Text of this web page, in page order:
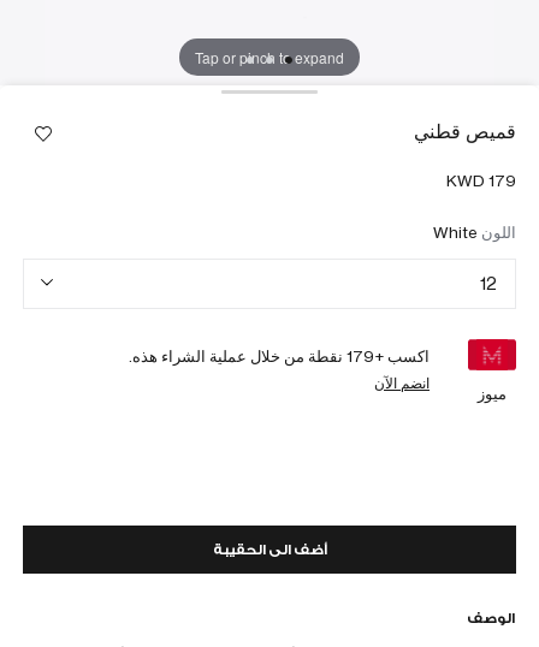
Tap or pinch to expand
قميص قطني
اللون White
12
ميوز
اكسب +179 نقطة من خلال عملية الشراء هذه.
انضم الآن
أضف الى الحقيبة
الوصف